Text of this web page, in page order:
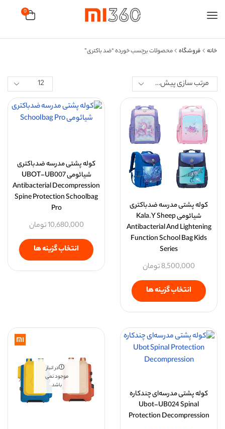
0
خانه فروشگاه محصولات برچسب خورده “ضد باکتری”
کوله پشتی مدرسه ضدباکتری
شیائومی Kala.Y Sheep
Antibacterial And Lightening
Function School Bag Kids
Series
8,500,000تومان
انتخاب گزینه ها
کوله پشتی مدرسه ضدباکتری
شیائومی UBOT-UB007
Antibacterial Decompression
Spine Protection Schoolbag
Pro
10,680,000تومان
انتخاب گزینه ها
کوله پشتی مدرسه‌ای چندکاره
Ubot-UB024 Spinal
Protection Decompression
در انبار
موجود نمی
باشد